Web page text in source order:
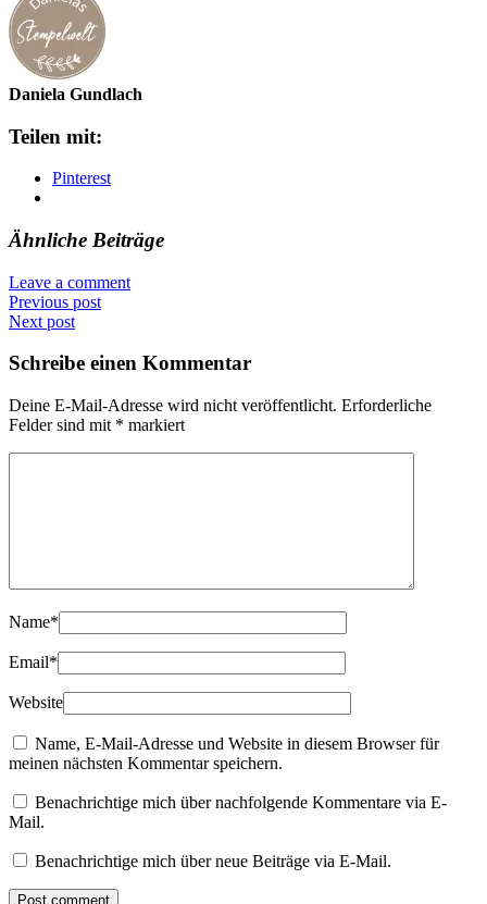
Daniela Gundlach
Teilen mit:
Pinterest
Ähnliche Beiträge
Leave a comment
Previous post
Next post
Schreibe einen Kommentar
Deine E-Mail-Adresse wird nicht veröffentlicht. Erforderliche
Felder sind mit * markiert
Name*
Email*
Website
Name, E-Mail-Adresse und Website in diesem Browser für
meinen nächsten Kommentar speichern.
Benachrichtige mich über nachfolgende Kommentare via E-
Mail.
Benachrichtige mich über neue Beiträge via E-Mail.